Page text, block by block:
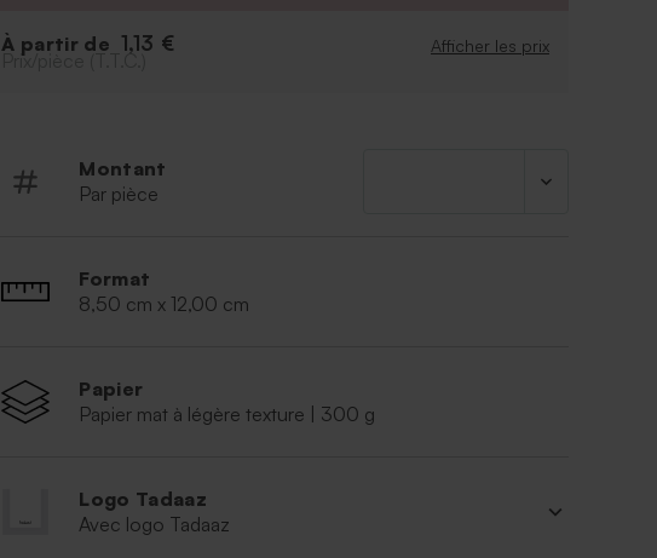
À partir de 1,13 € Afficher les prix
Prix/pièce (T.T.C.)
Montant
Par pièce
Format
8,50 cm x 12,00 cm
Papier
Papier mat à légère texture | 300 g
Logo Tadaaz
Avec logo Tadaaz